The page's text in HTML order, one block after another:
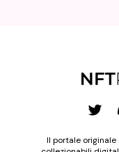
Il portale originale